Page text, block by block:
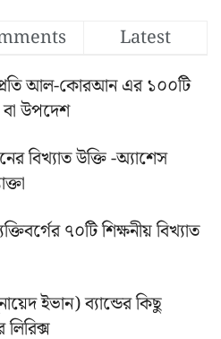
Latest
আল-কোরআন এর ১০০টি
বা উপদেশ
বিখ্যাত উক্তি -অ্যাশেস
৭০টি শিক্ষনীয় বিখ্যাত
ইভান) ব্যান্ডের কিছু
লিরিক্স